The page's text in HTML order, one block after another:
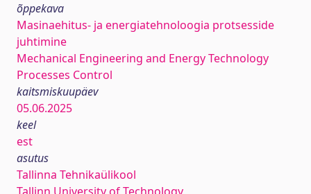
õppekava
Masinaehitus- ja energiatehnoloogia protsesside
juhtimine
Mechanical Engineering and Energy Technology
Processes Control
kaitsmiskuupäev
05.06.2025
keel
est
asutus
Tallinna Tehnikaülikool